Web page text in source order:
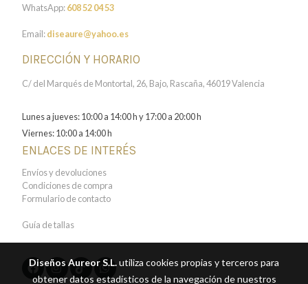
WhatsApp:608 52 04 53
Email:diseaure@yahoo.es
DIRECCIÓN Y HORARIO
C/ del Marqués de Montortal, 26, Bajo, Rascaña, 46019 Valencia
Lunes a jueves: 10:00 a 14:00 h y 17:00 a 20:00 h
Viernes: 10:00 a 14:00 h
ENLACES DE INTERÉS
Envíos y devoluciones
Condiciones de compra
Formulario de contacto
Guía de tallas
Diseños Aureor S.L.utiliza cookies propias y terceros para
obtener datos estadísticos de la navegación de nuestros